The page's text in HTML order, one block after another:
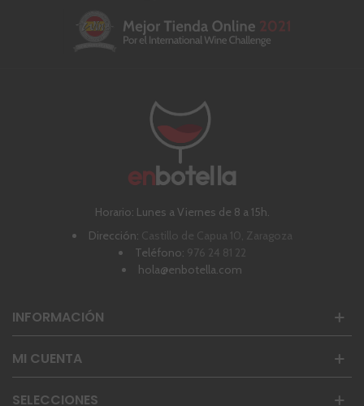
Horario: Lunes a Viernes de 8 a 15h.
Dirección: Castillo de Capua 10, Zaragoza
Teléfono: 976 24 81 22
hola@enbotella.com
INFORMACIÓN
MI CUENTA
SELECCIONES